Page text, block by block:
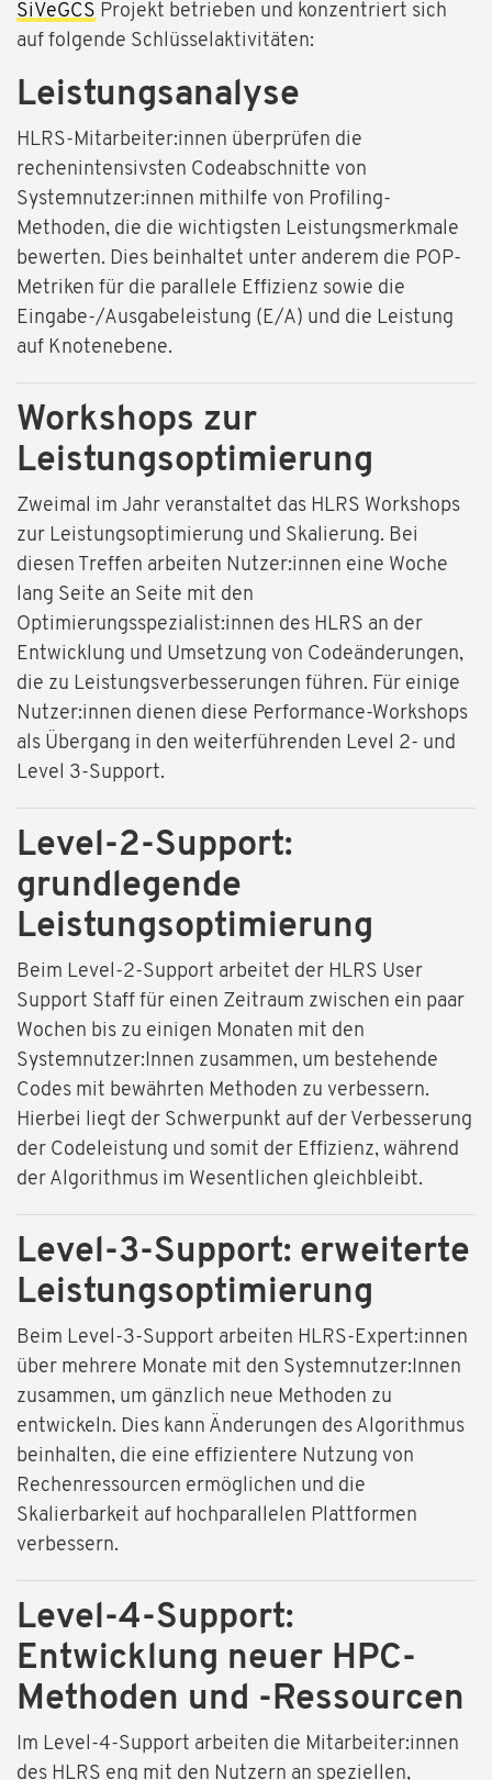
SiVeGCS Projekt betrieben und konzentriert sich
auf folgende Schlüsselaktivitäten:
Leistungsanalyse
HLRS-Mitarbeiter:innen überprüfen die
rechenintensivsten Codeabschnitte von
Systemnutzer:innen mithilfe von Profiling-
Methoden, die die wichtigsten Leistungsmerkmale
bewerten. Dies beinhaltet unter anderem die POP-
Metriken für die parallele Effizienz sowie die
Eingabe-/Ausgabeleistung (E/A) und die Leistung
auf Knotenebene.
Workshops zur
Leistungsoptimierung
Zweimal im Jahr veranstaltet das HLRS Workshops
zur Leistungsoptimierung und Skalierung. Bei
diesen Treffen arbeiten Nutzer:innen eine Woche
lang Seite an Seite mit den
Optimierungsspezialist:innen des HLRS an der
Entwicklung und Umsetzung von Codeänderungen,
die zu Leistungsverbesserungen führen. Für einige
Nutzer:innen dienen diese Performance-Workshops
als Übergang in den weiterführenden Level 2- und
Level 3-Support.
Level-2-Support:
grundlegende
Leistungsoptimierung
Beim Level-2-Support arbeitet der HLRS User
Support Staff für einen Zeitraum zwischen ein paar
Wochen bis zu einigen Monaten mit den
Systemnutzer:Innen zusammen, um bestehende
Codes mit bewährten Methoden zu verbessern.
Hierbei liegt der Schwerpunkt auf der Verbesserung
der Codeleistung und somit der Effizienz, während
der Algorithmus im Wesentlichen gleichbleibt.
Level-3-Support: erweiterte
Leistungsoptimierung
Beim Level-3-Support arbeiten HLRS-Expert:innen
über mehrere Monate mit den Systemnutzer:Innen
zusammen, um gänzlich neue Methoden zu
entwickeln. Dies kann Änderungen des Algorithmus
beinhalten, die eine effizientere Nutzung von
Rechenressourcen ermöglichen und die
Skalierbarkeit auf hochparallelen Plattformen
verbessern.
Level-4-Support:
Entwicklung neuer HPC-
Methoden und -Ressourcen
Im Level-4-Support arbeiten die Mitarbeiter:innen
des HLRS eng mit den Nutzern an speziellen,